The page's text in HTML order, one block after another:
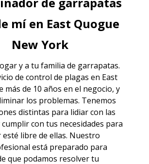
mí en East Quogue
New York
y a tu familia de garrapatas.
de control de plagas en East
más de 10 años en el negocio, y
los problemas. Tenemos
distintas para lidiar con las
con tus necesidades para
libre de ellas. Nuestro
está preparado para
que podamos resolver tu